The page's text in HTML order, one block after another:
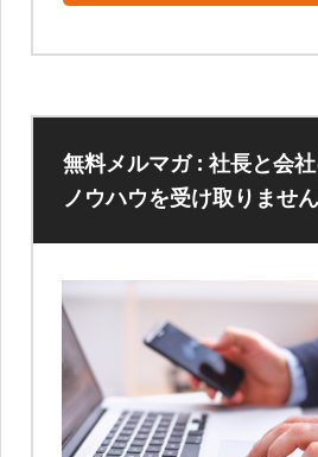
無料メルマガ : 社長と会
ノウハウを受け取りませ